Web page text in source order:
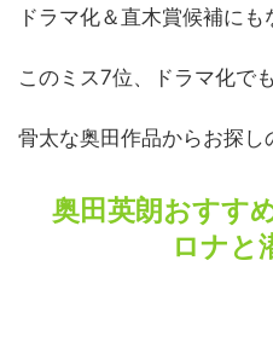
ドラマ化＆直木賞候補にも
このミス7位、ドラマ化で
骨太な奥田作品からお探し
奥田英朗おすす
ロナと